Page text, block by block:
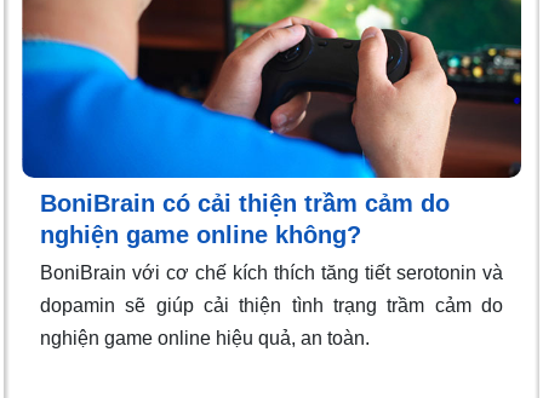
BoniBrain có cải thiện trầm cảm do
nghiện game online không?
BoniBrain với cơ chế kích thích tăng tiết serotonin và
dopamin sẽ giúp cải thiện tình trạng trầm cảm do
nghiện game online hiệu quả, an toàn.